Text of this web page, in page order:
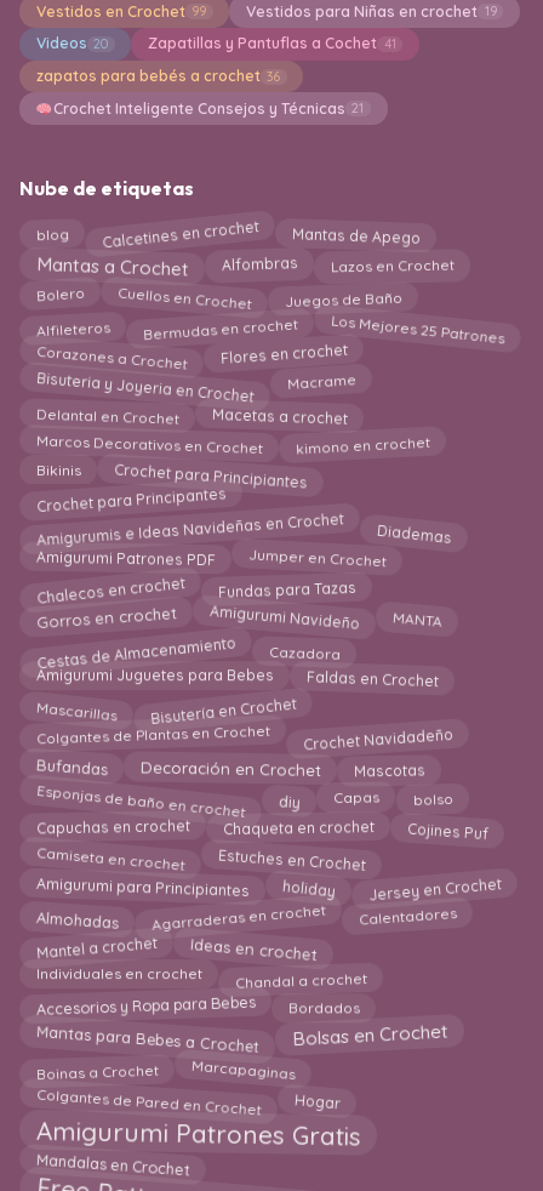
Vestidos en Crochet 99 Vestidos para Niñas en crochet 19
Videos 20 Zapatillas y Pantuflas a Cochet 41
zapatos para bebés a crochet 36
Crochet Inteligente Consejos y Técnicas 21
Nube de etiquetas
blog Calcetines en crochet Mantas de Apego
Mantas a Crochet Alfombras Lazos en Crochet
Bolero Cuellos en Crochet Juegos de Baño
Alfileteros Bermudas en crochet Los Mejores 25 Patrones
Corazones a Crochet Flores en crochet
Bisuteria y Joyeria en Crochet Macrame
Delantal en Crochet Macetas a crochet
Marcos Decorativos en Crochet kimono en crochet
Bikinis Crochet para Principiantes
Crochet para Principantes
Amigurumis e Ideas Navideñas en Crochet Diademas
Amigurumi Patrones PDF Jumper en Crochet
Chalecos en crochet Fundas para Tazas
Gorros en crochet Amigurumi Navideño MANTA
Cestas de Almacenamiento Cazadora
Amigurumi Juguetes para Bebes Faldas en Crochet
Mascarillas Bisutería en Crochet
Colgantes de Plantas en Crochet Crochet Navidadeño
Bufandas Decoración en Crochet Mascotas
Esponjas de baño en crochet diy Capas bolso
Capuchas en crochet Chaqueta en crochet Cojines Puf
Camiseta en crochet Estuches en Crochet
Amigurumi para Principiantes holiday Jersey en Crochet
Almohadas Agarraderas en crochet Calentadores
Mantel a crochet Ideas en crochet
Individuales en crochet Chandal a crochet
Accesorios y Ropa para Bebes Bordados
Mantas para Bebes a Crochet Bolsas en Crochet
Boinas a Crochet Marcapaginas
Colgantes de Pared en Crochet Hogar
Amigurumi Patrones Gratis
Mandalas en Crochet